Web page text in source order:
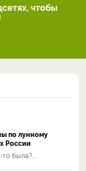
чтобы
по лунному
России
была?...